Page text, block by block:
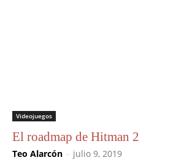
Videojuegos
El roadmap de Hitman 2
Teo Alarcón - julio 9, 2019